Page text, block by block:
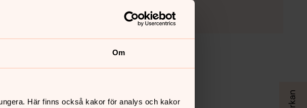
Om
Här finns också kakor för analys och kakor